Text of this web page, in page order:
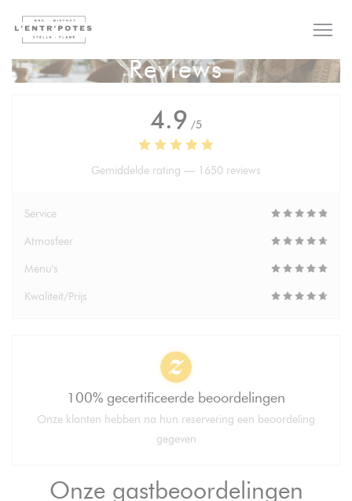
Reviews
Onze gastbeoordelingen
4.9 /5
Gemiddelde rating — 1650 reviews
Service
Atmosfeer
Menu's
Kwaliteit/Prijs
100% gecertificeerde beoordelingen
Onze klanten hebben na hun reservering een beoordeling
gegeven